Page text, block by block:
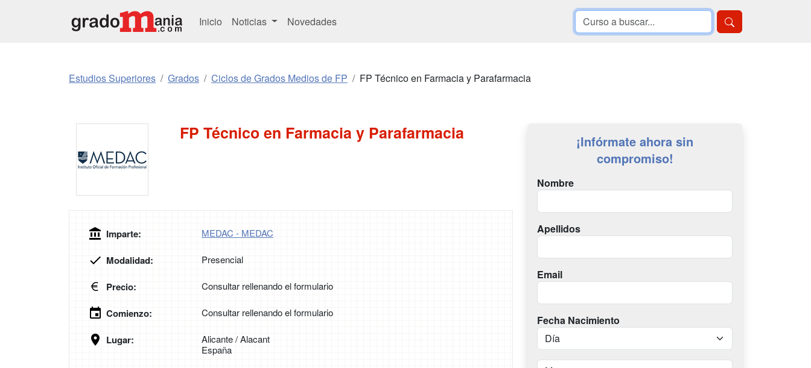
Inicio Noticias Novedades
Estudios Superiores Grados Ciclos de Grados Medios de FP FP Técnico en Farmacia y Parafarmacia
FP Técnico en Farmacia y Parafarmacia
Imparte: MEDAC - MEDAC
Modalidad: Presencial
Precio: Consultar rellenando el formulario
Comienzo: Consultar rellenando el formulario
Lugar:
Alicante / Alacant
España
¡Infórmate ahora sin
compromiso!
Nombre
Apellidos
Email
Fecha Nacimiento